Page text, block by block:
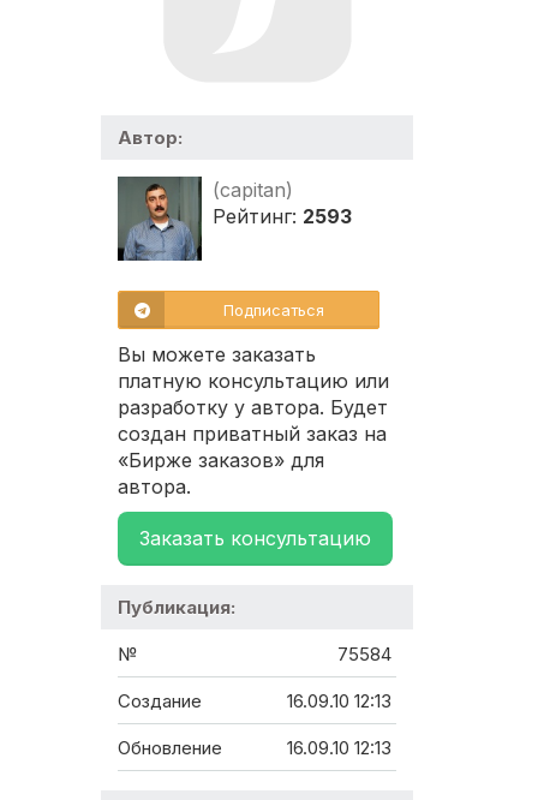
Автор:
(capitan)
Рейтинг: 2593
Подписаться
Вы можете заказать
платную консультацию или
разработку у автора. Будет
создан приватный заказ на
«Бирже заказов» для
автора.
Заказать консультацию
Публикация:
№ 75584
Создание 16.09.10 12:13
Обновление 16.09.10 12:13